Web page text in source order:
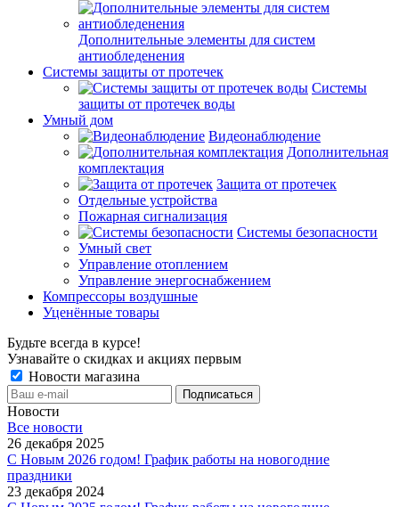
Дополнительные элементы для систем
антиобледенения
Системы защиты от протечек
Системы
защиты от протечек воды
Умный дом
Видеонаблюдение
Дополнительная
комплектация
Защита от протечек
Отдельные устройства
Пожарная сигнализация
Системы безопасности
Умный свет
Управление отоплением
Управление энергоснабжением
Компрессоры воздушные
Уценённые товары
Будьте всегда в курсе!
Узнавайте о скидках и акциях первым
Новости магазина
Новости
Все новости
26 декабря 2025
С Новым 2026 годом! График работы на новогодние
праздники
23 декабря 2024